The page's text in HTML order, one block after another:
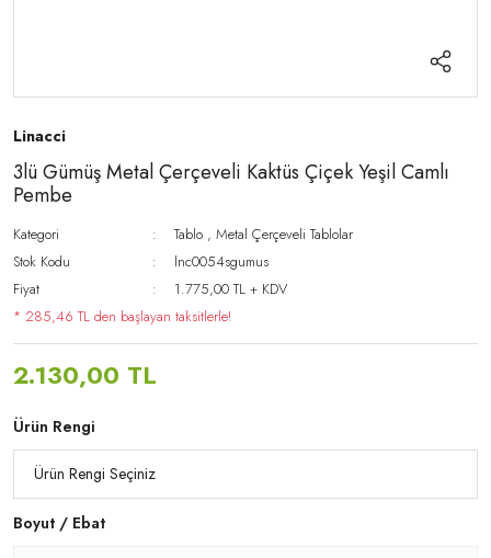
Linacci
3lü Gümüş Metal Çerçeveli Kaktüs Çiçek Yeşil Camlı
Pembe
Kategori Tablo ,Metal Çerçeveli Tablolar
Stok Kodu
lnc0054sgumus
Fiyat
1.775,00 TL + KDV
* 285,46 TL den başlayan taksitlerle!
2.130,00 TL
Ürün Rengi
Boyut / Ebat